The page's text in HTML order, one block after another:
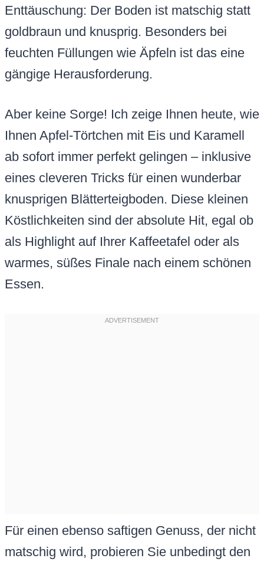
Enttäuschung: Der Boden ist matschig statt
goldbraun und knusprig. Besonders bei
feuchten Füllungen wie Äpfeln ist das eine
gängige Herausforderung.
Aber keine Sorge! Ich zeige Ihnen heute, wie
Ihnen Apfel-Törtchen mit Eis und Karamell
ab sofort immer perfekt gelingen – inklusive
eines cleveren Tricks für einen wunderbar
knusprigen Blätterteigboden. Diese kleinen
Köstlichkeiten sind der absolute Hit, egal ob
als Highlight auf Ihrer Kaffeetafel oder als
warmes, süßes Finale nach einem schönen
Essen.
Für einen ebenso saftigen Genuss, der nicht
matschig wird, probieren Sie unbedingt den